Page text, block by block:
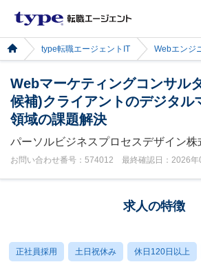
type転職エージェントIT Webエンジ
Webマーケティングコンサル
候補)クライアントのデジタル
領域の課題解決
パーソルビジネスプロセスデザイン株
お問い合わせ番号：574012 最終確認日：2026年
求人の特徴
正社員採用 土日祝休み 休日120日以上